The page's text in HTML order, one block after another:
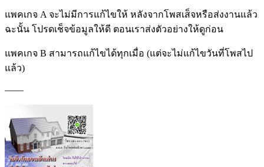
แพคเกจ A จะไม่มีการแก้ไขให้ หลังจากโพสเส็จหรือส่งงานแล้ว
ฉะนั้น โปรดเช็จข้อมูลให้ดี ตอนเราส่งตัวอย่างให้ดูก่อน
แพคเกจ B สามารถแก้ไขได้ทุกเมื่อ (แต่จะไม่แก้ไขวันที่โพสไป
แล้ว)
——